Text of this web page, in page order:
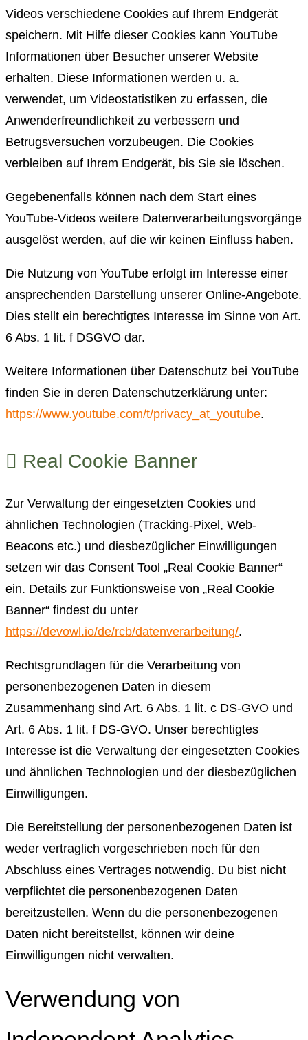
Videos verschiedene Cookies auf Ihrem Endgerät
speichern. Mit Hilfe dieser Cookies kann YouTube
Informationen über Besucher unserer Website
erhalten. Diese Informationen werden u. a.
verwendet, um Videostatistiken zu erfassen, die
Anwenderfreundlichkeit zu verbessern und
Betrugsversuchen vorzubeugen. Die Cookies
verbleiben auf Ihrem Endgerät, bis Sie sie löschen.
Gegebenenfalls können nach dem Start eines
YouTube-Videos weitere Datenverarbeitungsvorgänge
ausgelöst werden, auf die wir keinen Einfluss haben.
Die Nutzung von YouTube erfolgt im Interesse einer
ansprechenden Darstellung unserer Online-Angebote.
Dies stellt ein berechtigtes Interesse im Sinne von Art.
6 Abs. 1 lit. f DSGVO dar.
Weitere Informationen über Datenschutz bei YouTube
finden Sie in deren Datenschutzerklärung unter:
https://www.youtube.com/t/privacy_at_youtube.
Real Cookie Banner
Zur Verwaltung der eingesetzten Cookies und
ähnlichen Technologien (Tracking-Pixel, Web-
Beacons etc.) und diesbezüglicher Einwilligungen
setzen wir das Consent Tool „Real Cookie Banner“
ein. Details zur Funktionsweise von „Real Cookie
Banner“ findest du unter
https://devowl.io/de/rcb/datenverarbeitung/.
Rechtsgrundlagen für die Verarbeitung von
personenbezogenen Daten in diesem
Zusammenhang sind Art. 6 Abs. 1 lit. c DS-GVO und
Art. 6 Abs. 1 lit. f DS-GVO. Unser berechtigtes
Interesse ist die Verwaltung der eingesetzten Cookies
und ähnlichen Technologien und der diesbezüglichen
Einwilligungen.
Die Bereitstellung der personenbezogenen Daten ist
weder vertraglich vorgeschrieben noch für den
Abschluss eines Vertrages notwendig. Du bist nicht
verpflichtet die personenbezogenen Daten
bereitzustellen. Wenn du die personenbezogenen
Daten nicht bereitstellst, können wir deine
Einwilligungen nicht verwalten.
Verwendung von